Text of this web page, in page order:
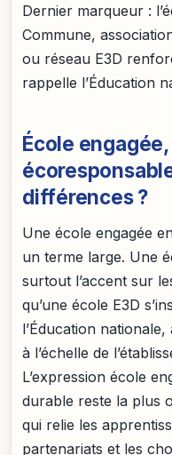
Dernier marqueur :
Commune,
ou réseau E3D
rappelle l’Éducation
École
différences ?
Une école engagée
un terme large. Une
surtout l’accent sur
qu’une école E3D
l’Éducation
à l’échelle de
L’expression école
durable reste la plus
qui relie les
partenariats et les